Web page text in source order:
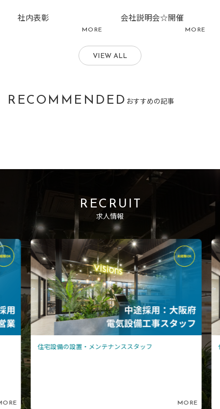
社内表彰
MORE
会社説明会☆開催
MORE
VIEW ALL
RECOMMENDED おすすめの記事
RECRUIT
求人情報
住宅設備の設置・メンテナンススタッフ
MORE